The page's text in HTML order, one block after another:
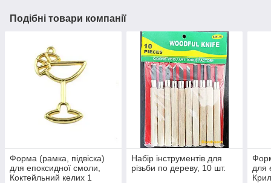
Подібні товари компанії
Форма (рамка, підвіска)
для епоксидної смоли,
Коктейльний келих 1
Набір інструментів для
різьби по дереву, 10 шт.
для